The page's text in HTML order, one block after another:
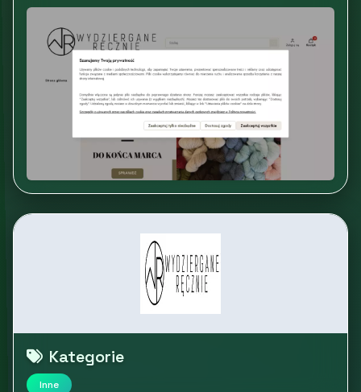
Kategorie
Inne